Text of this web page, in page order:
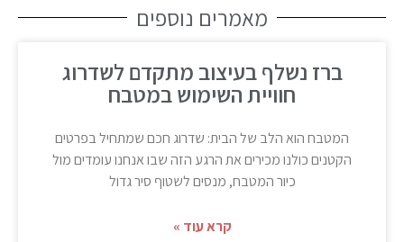
מאמרים נוספים
ברז נשלף בעיצוב מתקדם לשדרוג
חוויית השימוש במטבח
המטבח הוא הלב של הבית: שדרוג חכם שמתחיל בפרטים
הקטנים כולנו מכירים את הרגע הזה שבו אנחנו עומדים מול
כיור המטבח, מנסים לשטוף סיר גדול
קרא עוד »